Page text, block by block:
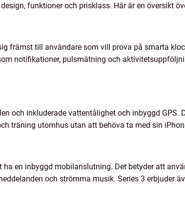
funktioner och prisklass. Här är en översikt
främst till användare som vill prova på smarta
notifikationer, pulsmätning och
och inkluderade vattentålighet och inbyggd GPS.
träning utomhus utan att behöva ta med sin
en inbyggd mobilanslutning. Det betyder att
och strömma musik. Series 3 erbjuder